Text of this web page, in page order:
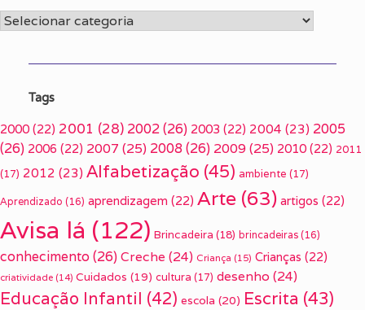
Categorias
Tags
2000 (22) 2001 (28) 2002(26) 2003 (22) 2004 (23) 2005
(26) 2006 (22) 2007 (25) 2008(26) 2009(25) 2010 (22) 2011
(17) 2012 (23) Alfabetização (45) ambiente (17)
Aprendizado (16) aprendizagem (22) Arte (63) artigos (22)
Avisa lá (122) Brincadeira (18) brincadeiras (16)
conhecimento(26) Creche (24) Criança (15) Crianças (22)
criatividade (14) Cuidados (19) cultura (17) desenho (24)
Educação Infantil (42) escola (20) Escrita (43)